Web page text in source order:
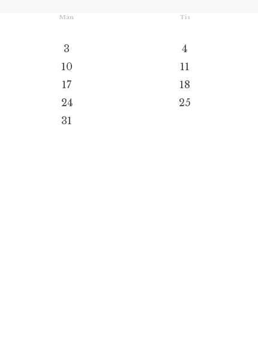
Mån Tis
3
4
10
11
17
18
24
25
31